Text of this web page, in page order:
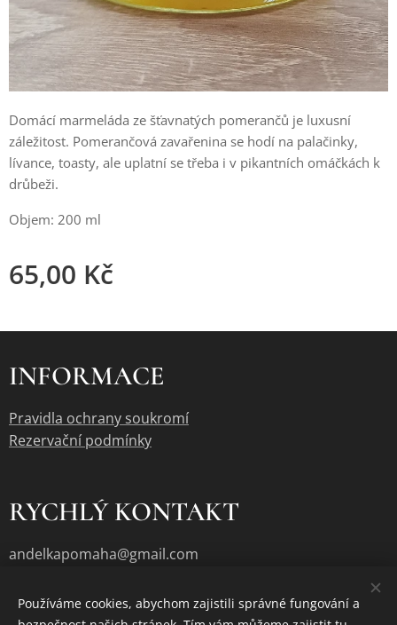
Domácí marmeláda ze šťavnatých pomerančů je luxusní
záležitost. Pomerančová zavařenina se hodí na palačinky,
lívance, toasty, ale uplatní se třeba i v pikantních omáčkách k
drůbeži.
Objem: 200 ml
65,00 Kč
INFORMACE
Pravidla ochrany soukromí
Rezervační podmínky
RYCHLÝ KONTAKT
andelkapomaha@gmail.com
Používáme cookies, abychom zajistili správné fungování a